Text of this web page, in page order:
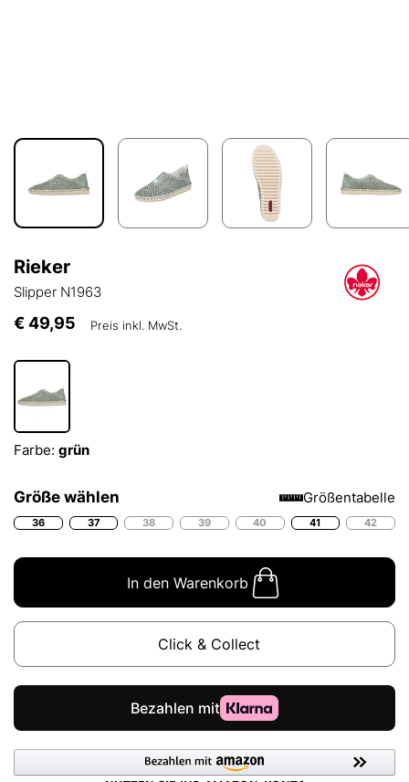
Rieker
Slipper N1963
€ 49,95 Preis inkl. MwSt.
Farbe: grün
Größe wählen Größentabelle
36 37 38 39 40 41 42
In den Warenkorb
Click & Collect